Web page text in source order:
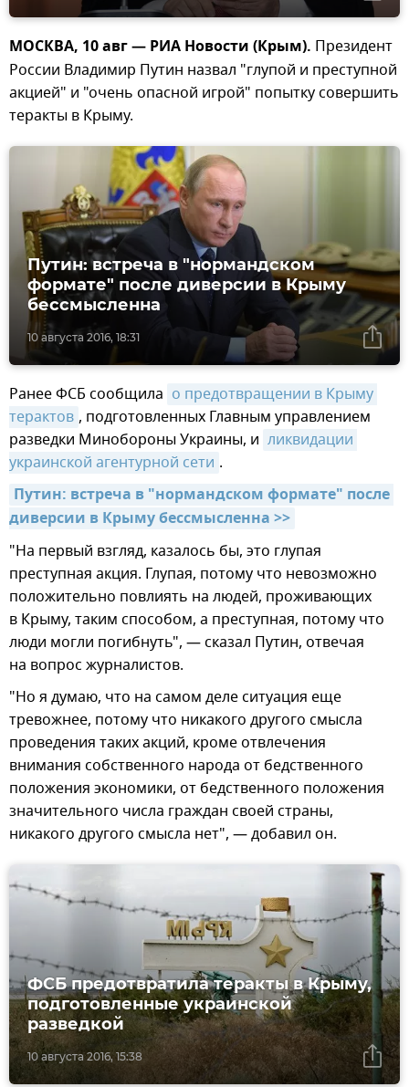
МОСКВА, 10 авг — РИА Новости (Крым). Президент
России Владимир Путин назвал "глупой и преступной
акцией" и "очень опасной игрой" попытку совершить
теракты в Крыму.
10 августа 2016, 18:31
Путин: встреча в "нормандском
формате" после диверсии в Крыму
бессмысленна
Ранее ФСБ сообщила о предотвращении в Крыму
терактов , подготовленных Главным управлением
разведки Минобороны Украины, и ликвидации
украинской агентурной сети .
Путин: встреча в "нормандском формате" после
диверсии в Крыму бессмысленна >>
"На первый взгляд, казалось бы, это глупая
преступная акция. Глупая, потому что невозможно
положительно повлиять на людей, проживающих
в Крыму, таким способом, а преступная, потому что
люди могли погибнуть", — сказал Путин, отвечая
на вопрос журналистов.
"Но я думаю, что на самом деле ситуация еще
тревожнее, потому что никакого другого смысла
проведения таких акций, кроме отвлечения
внимания собственного народа от бедственного
положения экономики, от бедственного положения
значительного числа граждан своей страны,
никакого другого смысла нет", — добавил он.
10 августа 2016, 15:38
ФСБ предотвратила теракты в Крыму,
подготовленные украинской
разведкой